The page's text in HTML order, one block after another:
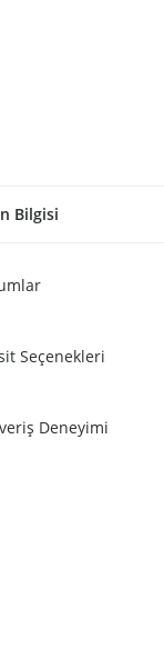
Bilgisi
Seçenekleri
Deneyimi